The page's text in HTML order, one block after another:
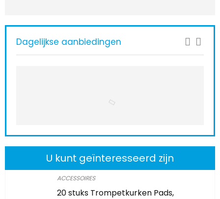
Dagelijkse aanbiedingen
U kunt geïnteresseerd zijn
ACCESSOIRES
20 stuks Trompetkurken Pads,